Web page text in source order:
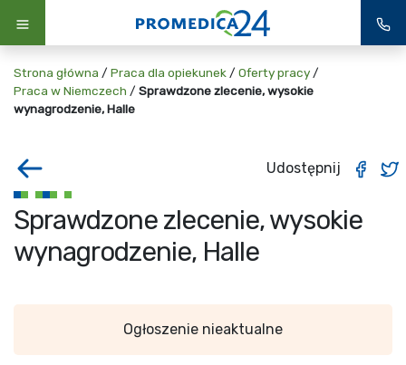
Strona główna / Praca dla opiekunek / Oferty pracy /
Praca w Niemczech / Sprawdzone zlecenie, wysokie
wynagrodzenie, Halle
Udostępnij
Sprawdzone zlecenie, wysokie
wynagrodzenie, Halle
Ogłoszenie nieaktualne